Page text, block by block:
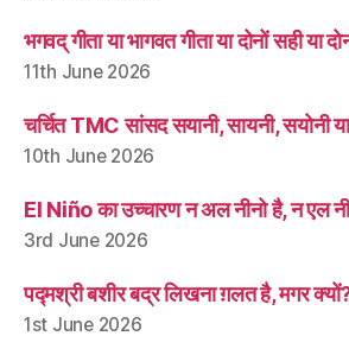
भगवद् गीता या भागवत गीता या दोनों सही या
11th June 2026
चर्चित TMC सांसद सयानी, सायनी, सयोनी
10th June 2026
El Niño का उच्चारण न अल नीनो है, न एल
3rd June 2026
पद्मश्री बशीर बद्र लिखना ग़लत है, मगर
1st June 2026